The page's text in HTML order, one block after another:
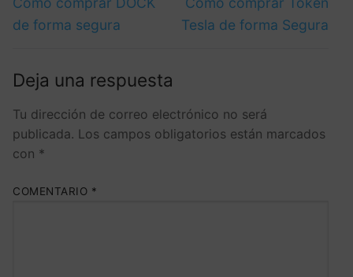
de forma segura
Tesla de forma Segura
Deja una respuesta
Tu dirección de correo electrónico no será
publicada. Los campos obligatorios están marcados
con *
COMENTARIO *